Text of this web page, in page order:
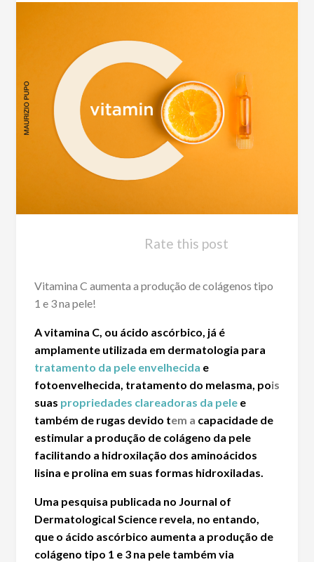
Rate this post
Vitamina C aumenta a produção de colágenos tipo
1 e 3 na pele!
Avitamina C, ou ácido ascórbico , já é
amplamente utilizada em dermatologia para
tratamento da pele envelhecida e
fotoenvelhecida, tratamento do melasma , pois
suas propriedades clareadoras da pelee
também de rugas devido tem a capacidade de
estimular a produção de colágeno da pele
facilitando a hidroxilação dos aminoácidos
lisina e prolina em suas formas hidroxiladas.
Uma pesquisa publicada no Journal of
Dermatological Science revela, no entando,
que o ácido ascórbico aumenta a produção de
colágeno tipo 1 e 3 na peletambém via